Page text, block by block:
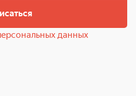
данных